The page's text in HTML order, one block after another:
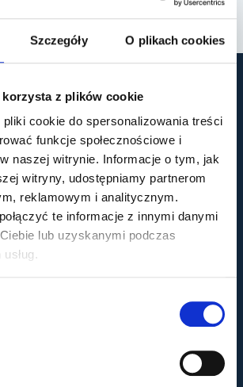
Szczegóły O plikach cookies
z plików cookie
cookie do spersonalizowania treści
funkcje społecznościowe i
naszej witrynie. Informacje o tym, jak
witryny, udostępniamy partnerom
reklamowym i analitycznym.
te informacje z innymi danymi
lub uzyskanymi podczas
zgodny z RODO